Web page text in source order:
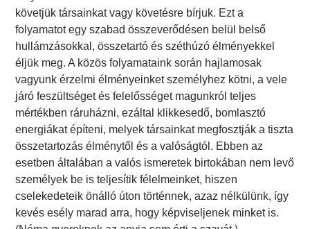
követjük társainkat vagy követésre bírjuk. Ezt a
folyamatot egy szabad összeverődésen belül belső
hullámzásokkal, összetartó és széthúzó élményekkel
éljük meg. A közös folyamataink során hajlamosak
vagyunk érzelmi élményeinket személyhez kötni, a vele
járó feszültséget és felelősséget magunkról teljes
mértékben ráruházni, ezáltal klikkesedő, bomlasztó
energiákat építeni, melyek társainkat megfosztják a tiszta
összetartozás élménytől és a valóságtól. Ebben az
esetben általában a valós ismeretek birtokában nem levő
személyek be is teljesítik félelmeinket, hiszen
cselekedeteik önálló úton történnek, azaz nélkülünk, így
kevés esély marad arra, hogy képviseljenek minket is.